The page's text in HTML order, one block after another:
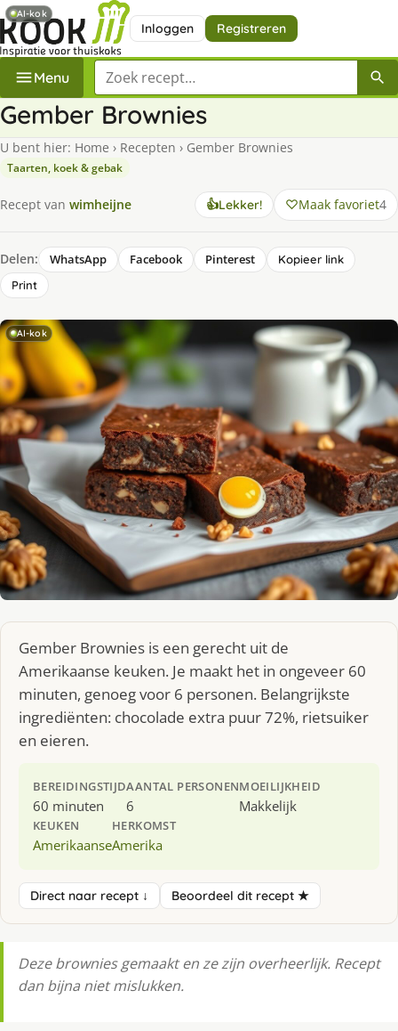
Inloggen Registreren
Menu Zoek een recept
Gember Brownies
U bent hier: Home › Recepten › Gember Brownies
Taarten, koek & gebak
Recept van wimheijne 👍Lekker! Maak favoriet4
Delen: WhatsApp Facebook Pinterest
Kopieer link
Print
AI-kok
Gember Brownies is een gerecht uit de
Amerikaanse keuken. Je maakt het in ongeveer 60
minuten, genoeg voor 6 personen. Belangrijkste
ingrediënten: chocolade extra puur 72%, rietsuiker
en eieren.
BEREIDINGSTIJD
60 minuten
AANTAL PERSONEN
6
MOEILIJKHEID
Makkelijk
KEUKEN
Amerikaanse
HERKOMST
Amerika
Direct naar recept ↓ Beoordeel dit recept ★
Deze brownies gemaakt en ze zijn overheerlijk. Recept
dan bijna niet mislukken.
AI-kok